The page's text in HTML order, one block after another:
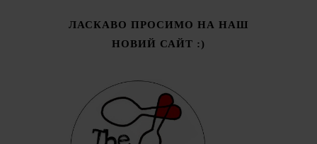
ЛАСКАВО ПРОСИМО НА НАШ
НОВИЙ САЙТ :)